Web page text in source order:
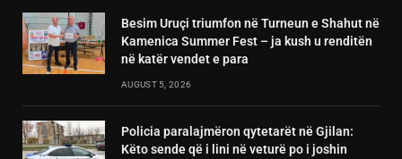
Besim Uruçi triumfon në Turneun e Shahut në
Kamenica Summer Fest – ja kush u renditën
në katër vendet e para
AUGUST 5, 2026
Policia paralajmëron qytetarët në Gjilan:
Këto sende që i lini në veturë po i joshin